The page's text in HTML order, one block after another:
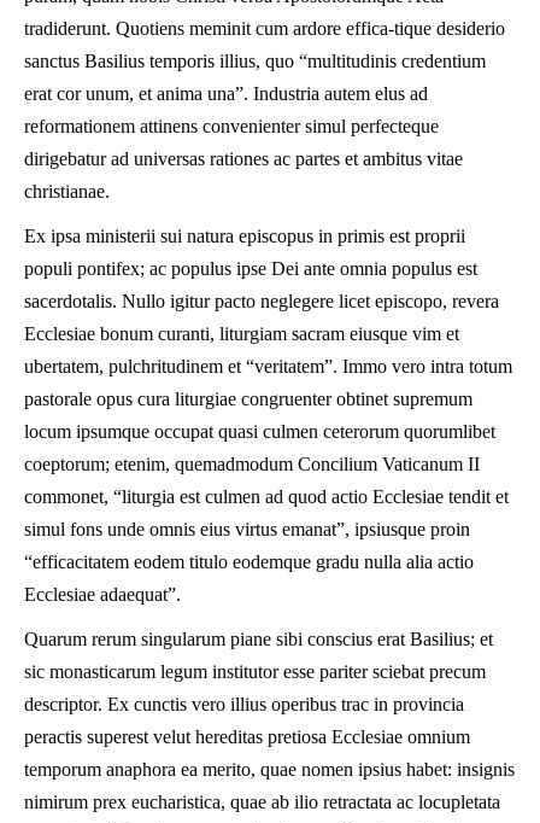
tradiderunt. Quotiens meminit cum ardore effica-tique desiderio
sanctus Basilius temporis illius, quo “multitudinis credentium
erat cor unum, et anima una”. Industria autem elus ad
reformationem attinens convenienter simul perfecteque
dirigebatur ad universas rationes ac partes et ambitus vitae
christianae.
Ex ipsa ministerii sui natura episcopus in primis est proprii
populi pontifex; ac populus ipse Dei ante omnia populus est
sacerdotalis. Nullo igitur pacto neglegere licet episcopo, revera
Ecclesiae bonum curanti, liturgiam sacram eiusque vim et
ubertatem, pulchritudinem et “veritatem”. Immo vero intra totum
pastorale opus cura liturgiae congruenter obtinet supremum
locum ipsumque occupat quasi culmen ceterorum quorumlibet
coeptorum; etenim, quemadmodum Concilium Vaticanum II
commonet, “liturgia est culmen ad quod actio Ecclesiae tendit et
simul fons unde omnis eius virtus emanat”, ipsiusque proin
“efficacitatem eodem titulo eodemque gradu nulla alia actio
Ecclesiae adaequat”.
Quarum rerum singularum piane sibi conscius erat Basilius; et
sic monasticarum legum institutor esse pariter sciebat precum
descriptor. Ex cunctis vero illius operibus trac in provincia
peractis superest velut hereditas pretiosa Ecclesiae omnium
temporum anaphora ea merito, quae nomen ipsius habet: insignis
nimirum prex eucharistica, quae ab ilio retractata ac locupletata